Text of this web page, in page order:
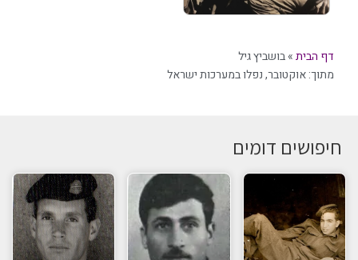
דף הבית»בושביץ גיל
מתוך:אוקטובר,נפלו במערכות ישראל
חיפושים דומים